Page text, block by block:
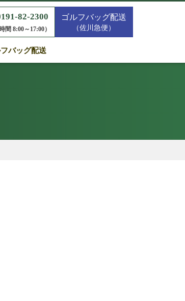
バッグ配送
82-2300
間 8:00～17:00）
ゴルフバッグ配送
（佐川急便）